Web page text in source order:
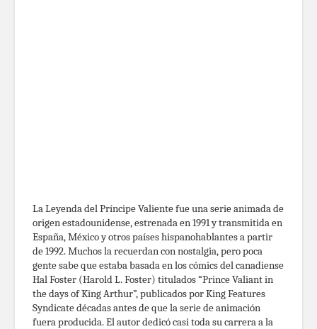
La Leyenda del Príncipe Valiente fue una serie animada de
origen estadounidense, estrenada en 1991 y transmitida en
España, México y otros países hispanohablantes a partir
de 1992. Muchos la recuerdan con nostalgia, pero poca
gente sabe que estaba basada en los cómics del canadiense
Hal Foster (Harold L. Foster) titulados “Prince Valiant in
the days of King Arthur”, publicados por King Features
Syndicate décadas antes de que la serie de animación
fuera producida. El autor dedicó casi toda su carrera a la